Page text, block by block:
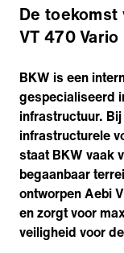
De
VT 470
BKW is een
gespecialiseerd
infrastructuur.
infrastructurele
staat BKW vaak
begaanbaar
ontworpen Aebi
en zorgt voor
veiligheid voor